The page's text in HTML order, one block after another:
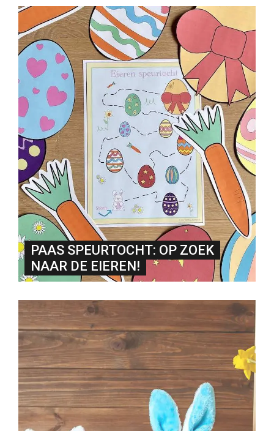
PAAS SPEURTOCHT: OP ZOEK
NAAR DE EIEREN!